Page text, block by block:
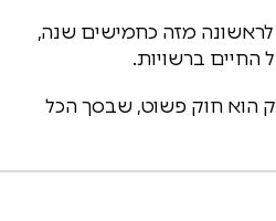
לראשונה מזה כחמישים שנה,
החיים ברשויות.
הוא חוק פשוט, שבסך הכל